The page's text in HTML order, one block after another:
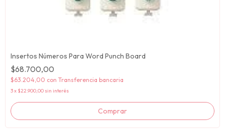
Insertos Números Para Word Punch Board
$68.700,00
$63.204,00 con Transferencia bancaria
3x $22.900,00 sin interés